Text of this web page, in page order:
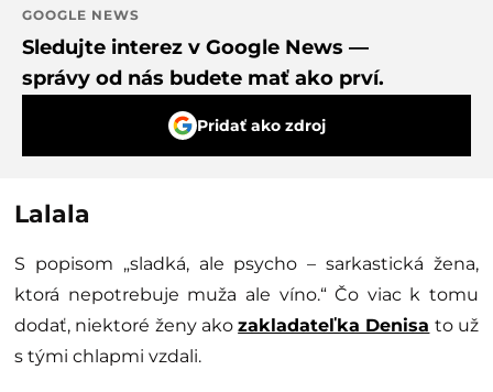
GOOGLE NEWS
Sledujte interez v Google News —
správy od nás budete mať ako prví.
Pridať ako zdroj
Lalala
S popisom „sladká, ale psycho – sarkastická žena,
ktorá nepotrebuje muža ale víno.“ Čo viac k tomu
dodať, niektoré ženy akozakladateľka Denisa to už
s tými chlapmi vzdali.